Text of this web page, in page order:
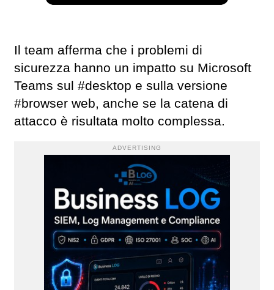
Il team afferma che i problemi di
sicurezza hanno un impatto su Microsoft
Teams sul #desktop e sulla versione
#browser web, anche se la catena di
attacco è risultata molto complessa.
ADVERTISING